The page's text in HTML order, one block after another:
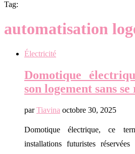
Tag:
automatisation
Électricité
Domotique
son logement sans
parTiavina octobre 30, 2025
Domotique électrique, ce
installations futuristes